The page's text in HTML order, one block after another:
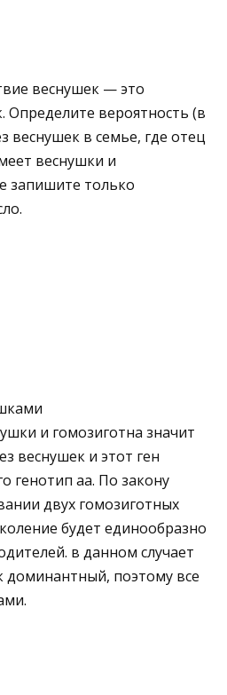
веснушек — это
Определите вероятность (в
веснушек в семье, где отец
веснушки и
запишите только
и гомозиготна значит
веснушек и этот ген
генотип аа. По закону
двух гомозиготных
будет единообразно
в данном случает
доминантный, поэтому все